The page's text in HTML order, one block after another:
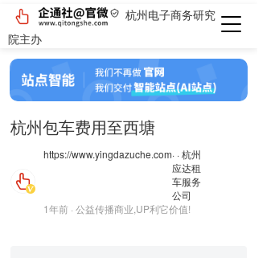
杭州电子商务研究
院主办
杭州包车费用至西塘
https://www.yingdazuche.com· · 杭州
应达租
车服务
公司
1年前 · 公益传播商业,UP利它价值!